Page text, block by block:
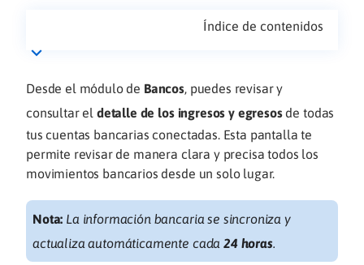
Índice de contenidos
Desde el módulo de Bancos, puedes revisar y
consultar el detalle de los ingresos y egresosde todas
tus cuentas bancarias conectadas. Esta pantalla te
permite revisar de manera clara y precisa todos los
movimientos bancarios desde un solo lugar.
Nota: La información bancaria se sincroniza y
actualiza automáticamente cada24 horas.